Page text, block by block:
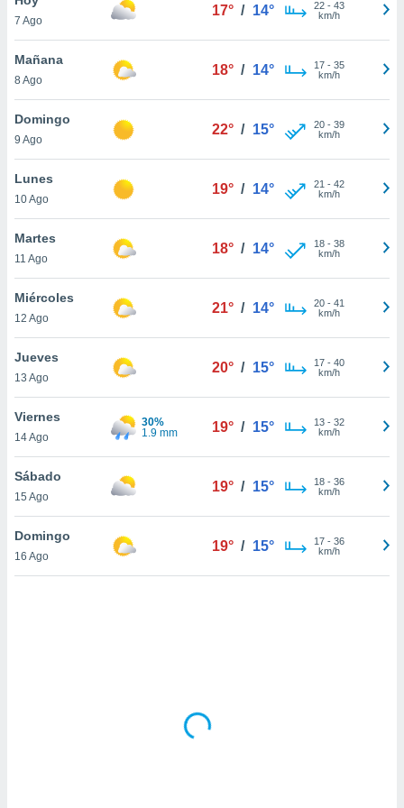
en
más
nuestra
de
cookies
aceptar
En
de que
el sitio
se
7 Ago
17° / 14° 22- 43
km/h
Mañana
8 Ago
18° / 14° 17- 35
km/h
Domingo
9 Ago
22° / 15° 20- 39
km/h
Lunes
10 Ago
19° / 14° 21 - 42
km/h
Martes
11 Ago
18° / 14° 18- 38
km/h
Miércoles
12 Ago
21° / 14° 20- 41
km/h
Jueves
13 Ago
20° / 15° 17- 40
km/h
Viernes
14 Ago
30%
1.9 mm
19° / 15° 13- 32
km/h
Sábado
15 Ago
19° / 15° 18- 36
km/h
Domingo
16 Ago
19° / 15° 17- 36
km/h